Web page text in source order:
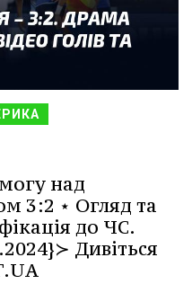
над
3:2 ⋆ Огляд та
до ЧС.
Дивіться